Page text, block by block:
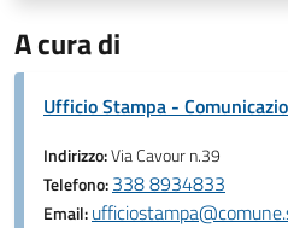
A cura di
Ufficio Stampa -
Indirizzo:Via Cavour n.39
Telefono:338 8934833
Email: